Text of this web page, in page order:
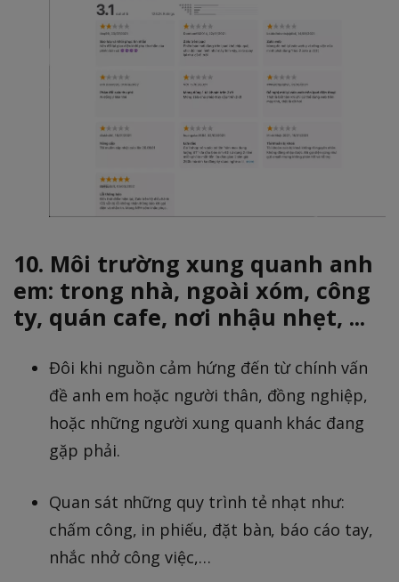
10. Môi trường xung quanh anh
em: trong nhà, ngoài xóm, công
ty, quán cafe, nơi nhậu nhẹt, ...
Đôi khi nguồn cảm hứng đến từ chính vấn
đề anh em hoặc người thân, đồng nghiệp,
hoặc những người xung quanh khác đang
gặp phải.
Quan sát những quy trình tẻ nhạt như:
chấm công, in phiếu, đặt bàn, báo cáo tay,
nhắc nhở công việc,…